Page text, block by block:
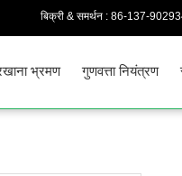
बिक्री & समर्थन : 86-137-
भ्रमण गुणवत्ता नियंत्रण